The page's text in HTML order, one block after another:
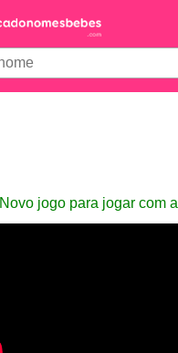
Novo jogo para jogar com